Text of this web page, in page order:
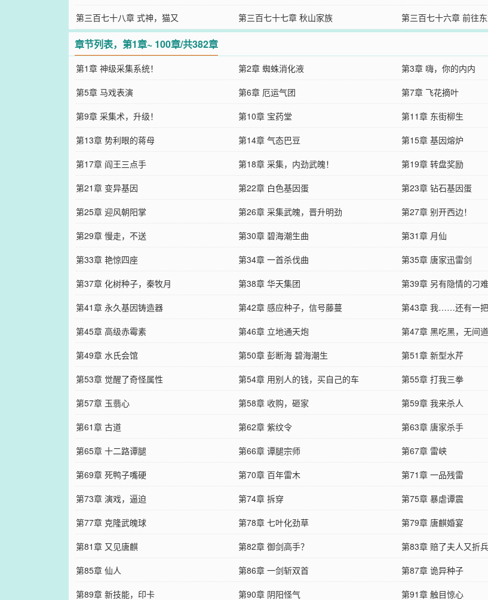
第三百七十八章 式神，猫又
第三百七十七章 秋山家族 第三百七十六章 前往
章节列表，第1章~ 100章/共382章
第1章 神级采集系统！ 第2章 蜘蛛消化液 第3章 嗨，你的内内
第5章 马戏表演
第6章 厄运气团 第7章 飞花摘叶
第9章 采集术，升级！
第10章 宝药堂 第11章 东街柳生
第13章 势利眼的蒋母
第14章 气态巴豆 第15章 基因熔炉
第17章 阎王三点手
第18章 采集，内劲武魄！ 第19章 转盘奖励
第21章 变异基因
第22章 白色基因蛋 第23章 钻石基因蛋
第25章 迎风朝阳掌
第26章 采集武魄，晋升明劲 第27章 别开西边！
第29章 慢走，不送
第30章 碧海潮生曲 第31章 月仙
第33章 艳惊四座
第34章 一首杀伐曲 第35章 唐家迅雷剑
第37章 化树种子，秦牧月
第38章 华天集团 第39章 另有隐情的刁难
第41章 永久基因铸造器
第42章 感应种子，信号藤蔓 第43章 我……还有一把
第45章 高级赤霉素
第46章 立地通天炮 第47章 黑吃黑，无间道
第49章 水氏会馆
第50章 彭断海 碧海潮生 第51章 新型水芹
第53章 觉醒了奇怪属性
第54章 用别人的钱，买自己的车 第55章 打我三拳
第57章 玉翡心
第58章 收购，砸家 第59章 我来杀人
第61章 古道
第62章 紫纹令 第63章 唐家杀手
第65章 十二路谭腿
第66章 谭腿宗师 第67章 雷峡
第69章 死鸭子嘴硬
第70章 百年雷木 第71章 一品残雷
第73章 演戏，逼迫
第74章 拆穿 第75章 暴虐谭震
第77章 克隆武魄球
第78章 七叶化劲草 第79章 唐麒婚宴
第81章 又见唐麒
第82章 御剑高手？ 第83章 赔了夫人又折兵
第85章 仙人
第86章 一剑斩双首 第87章 诡异种子
第89章 新技能，印卡
第90章 阴阳怪气 第91章 触目惊心